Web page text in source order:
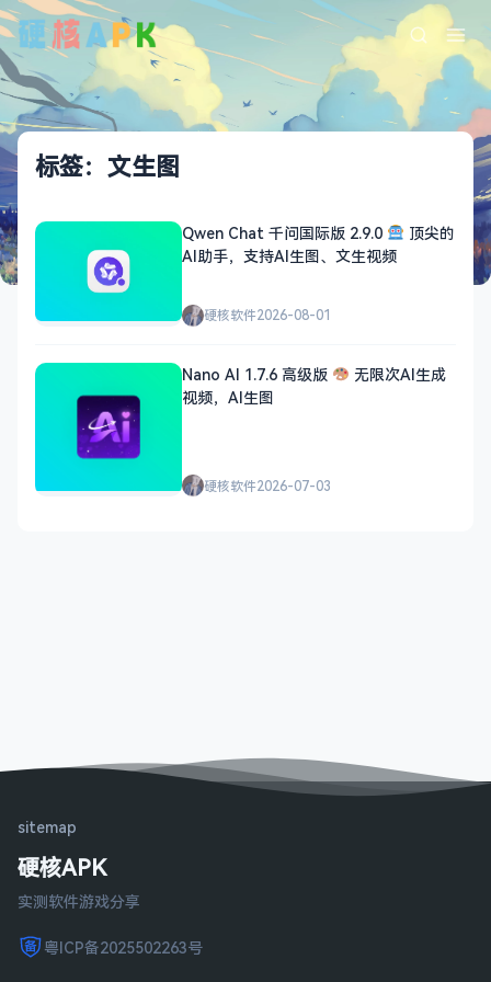
标签：文生图
Qwen Chat 千问国际版 2.9.0
顶尖的
AI助手，支持AI生图、文生视频
硬核软件2026-08-01
Nano AI 1.7.6 高级版
无限次AI生成
视频，AI生图
硬核软件2026-07-03
sitemap
硬核APK
实测软件游戏分享
粤ICP备2025502263号